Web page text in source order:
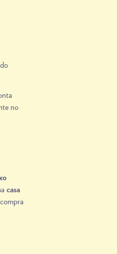
no
casa